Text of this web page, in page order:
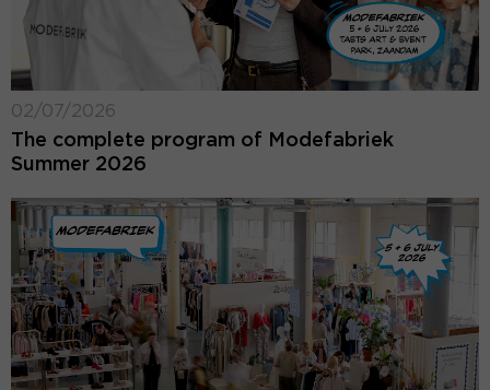
02/07/2026
The complete program of Modefabriek
Summer 2026